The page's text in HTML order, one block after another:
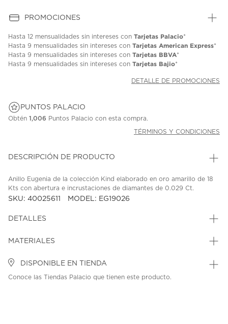
PROMOCIONES
Hasta 12 mensualidades sin intereses con Tarjetas Palacio*
Hasta 9 mensualidades sin intereses con Tarjetas American Express*
Hasta 9 mensualidades sin intereses con Tarjetas BBVA*
Hasta 9 mensualidades sin intereses con Tarjetas Bajio*
DETALLE DE PROMOCIONES
PUNTOS PALACIO
Obtén 1,006 Puntos Palacio con esta compra.
TÉRMINOS Y CONDICIONES
DESCRIPCIÓN DE PRODUCTO
Anillo Eugenia de la colección Kind elaborado en oro amarillo de 18
Kts con abertura e incrustaciones de diamantes de 0.029 Ct.
SKU: 40025611 MODEL: EG19026
DETALLES
MATERIALES
DISPONIBLE EN TIENDA
Conoce las Tiendas Palacio que tienen este producto.